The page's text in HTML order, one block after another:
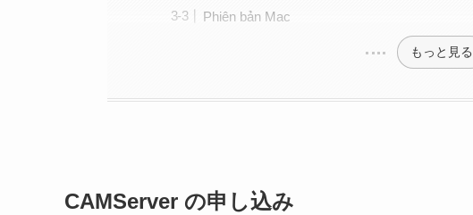
Phiên bản Mac
もっと見る
CAMServer の申し込み